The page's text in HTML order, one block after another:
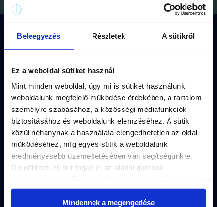
Beleegyezés Részletek A sütikről
Ez a weboldal sütiket használ
Mint minden weboldal, úgy mi is sütiket használunk
weboldalunk megfelelő működése érdekében, a tartalom
személyre szabásához, a közösségi médiafunkciók
biztosításához és weboldalunk elemzéséhez. A sütik
közül néhánynak a használata elengedhetetlen az oldal
működéséhez, míg egyes sütik a weboldalunk
eredményesebb üzemeltetésében van segítségünkre.
Ön döntheti el, mit fogad el az alábbi gombok
módosíthatja. További részletekről olvashat Adatkezelési
tájékoztatónkban.Mindennek a megengedése
Hogyan működik a játék?
1.5 km séta) és kerettörténetevan.
A feladványok a küldetés
izgalmas
történetébe illeszkednek.
A várostitkos részleteirejtik a
megoldásokat.
Vedd meg pár kattintással ésjátsszatok
akár azonnal!